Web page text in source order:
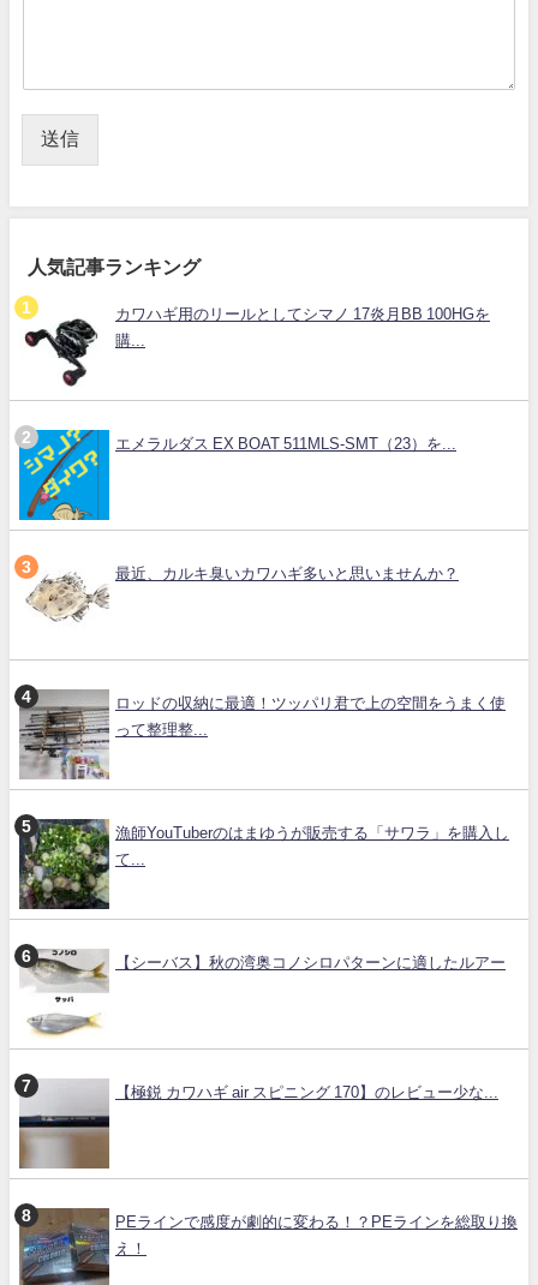
送信
人気記事ランキング
カワハギ用のリールとしてシマノ 17炎月BB 100HGを
購...
エメラルダス EX BOAT 511MLS-SMT（23）を...
最近、カルキ臭いカワハギ多いと思いませんか？
ロッドの収納に最適！ツッパリ君で上の空間をうまく使
って整理整...
漁師YouTuberのはまゆうが販売する「サワラ」を購入し
て...
【シーバス】秋の湾奥コノシロパターンに適したルアー
【極鋭 カワハギ air スピニング 170】のレビュー少な...
PEラインで感度が劇的に変わる！？PEラインを総取り換
え！